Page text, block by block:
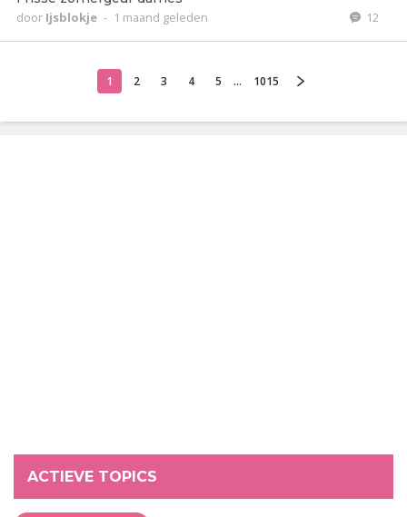
door Ijsblokje - 1 maand geleden 12
1 2 3 4 5 ... 1015
ACTIEVE TOPICS